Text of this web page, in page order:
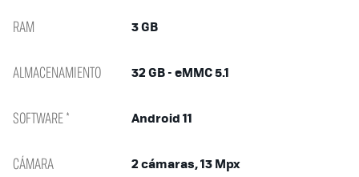
RAM 3 GB
ALMACENAMIENTO 32 GB - eMMC 5.1
SOFTWARE * Android 11
CÁMARA 2 cámaras, 13 Mpx